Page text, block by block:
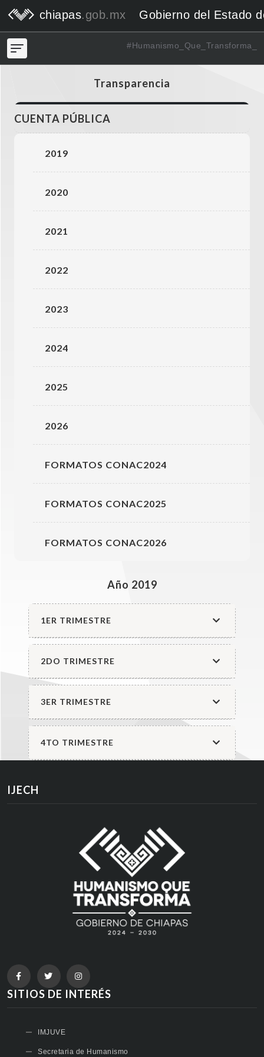
chiapas.gob.mx Gobierno del Estado
#Humanismo_Que_Transforma_
Transparencia
CUENTA PÚBLICA
2019
2020
2021
2022
2023
2024
2025
2026
FORMATOS CONAC2024
FORMATOS CONAC2025
FORMATOS CONAC2026
Año 2019
1ER TRIMESTRE
2DO TRIMESTRE
3ER TRIMESTRE
4TO TRIMESTRE
IJECH
SITIOS DE INTERÉS
IMJUVE
Secretaria de Humanismo